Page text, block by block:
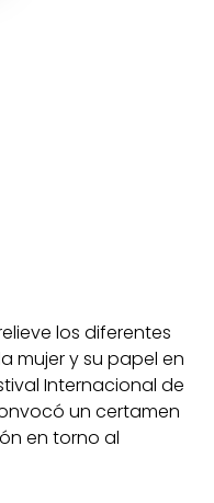
los diferentes
mujer y su papel en
Internacional de
un certamen
en torno al